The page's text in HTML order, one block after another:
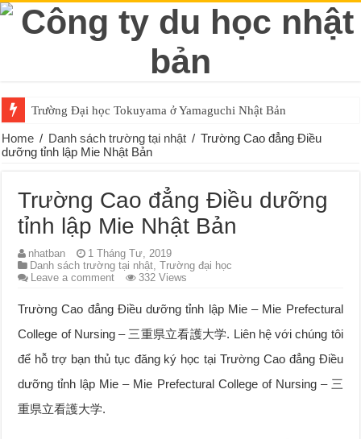
Trường Đại học Tokuyama ở Yamaguchi Nhật Bản
Home / Danh sách trường tại nhật / Trường Cao đẳng Điều
dưỡng tỉnh lập Mie Nhật Bản
Trường Cao đẳng Điều dưỡng
tỉnh lập Mie Nhật Bản
nhatban
1 Tháng Tư, 2019
Danh sách trường tại nhật,Trường đại học
Leave a comment
332 Views
Trường Cao đẳng Điều dưỡng tỉnh lập Mie – Mie Prefectural
College of Nursing – 三重県立看護大学. Liên hệ với chúng tôi
để hỗ trợ bạn thủ tục đăng ký học tại Trường Cao đẳng Điều
dưỡng tỉnh lập Mie – Mie Prefectural College of Nursing – 三
重県立看護大学.